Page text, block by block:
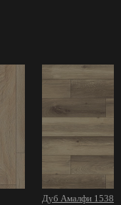
Дуб Амалфи 1538